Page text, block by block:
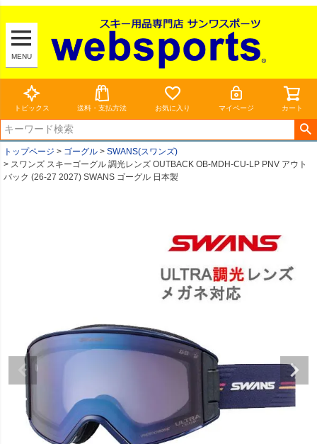
MENU
トピックス 送料・支払方法 お気に入り マイページ カート
トップページ ゴーグル
SWANS(スワンズ)
スワンズ スキーゴーグル 調光レンズ OUTBACK OB-MDH-CU-LP PNV アウト
バック (26-27 2027) SWANS ゴーグル 日本製